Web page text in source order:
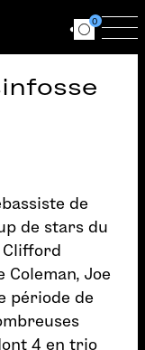
Ouvrir le
0
de
de stars du
Clifford
Coleman, Joe
période de
4 en trio